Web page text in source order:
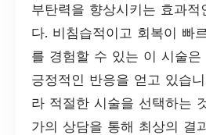
부탄력을 향상시키는 효과적
다. 비침습적이고 회복이 빠
를 경험할 수 있는 이 시술은
긍정적인 반응을 얻고 있습
라 적절한 시술을 선택하는
가의 상담을 통해 최상의 결